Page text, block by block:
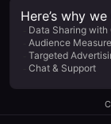
tus clientes
impacto que
5.